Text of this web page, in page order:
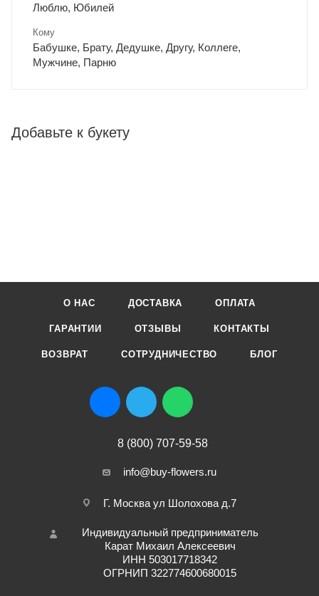
Люблю, Юбилей
Кому
Бабушке, Брату, Дедушке, Другу, Коллеге,
Мужчине, Парню
Добавьте к букету
О НАС ДОСТАВКА ОПЛАТА
ГАРАНТИИ ОТЗЫВЫ КОНТАКТЫ
ВОЗВРАТ СОТРУДНИЧЕСТВО БЛОГ
8 (800) 707-59-58
info@buy-flowers.ru
Г. Москва ул Шолохова д.7
Индивидуальный предприниматель
Карат Михаил Алексеевич
ИНН 503017718342
ОГРНИП 322774600680015